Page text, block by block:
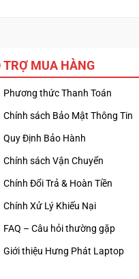
TRỢ MUA HÀNG
Phương thức Thanh Toán
Chính sách Bảo Mật Thông Tin
Quy Định Bảo Hành
Chính sách Vận Chuyển
Chính Đổi Trả & Hoàn Tiền
Chính Xử Lý Khiếu Nại
FAQ – Câu hỏi thường gặp
Giới thiệu Hưng Phát Laptop